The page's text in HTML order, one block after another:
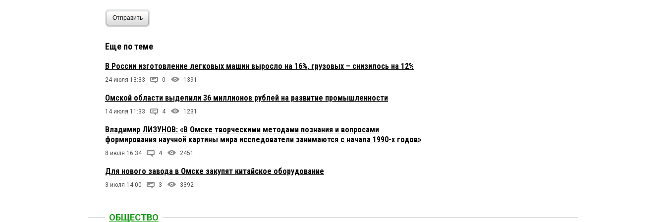
Отправить
Еще по теме
В России изготовление легковых машин выросло на 16%, грузовых – снизилось на 12%
24 июля 13:33 0 1391
Омской области выделили 36 миллионов рублей на развитие промышленности
14 июля 11:33 4 1231
Владимир ЛИЗУНОВ: «В Омске творческими методами познания и вопросами
формирования научной картины мира исследователи занимаются с начала 1990-х годов»
8 июля 16:34 4 2451
Для нового завода в Омске закупят китайское оборудование
3 июля 14:00 3 3392
ОБЩЕСТВО